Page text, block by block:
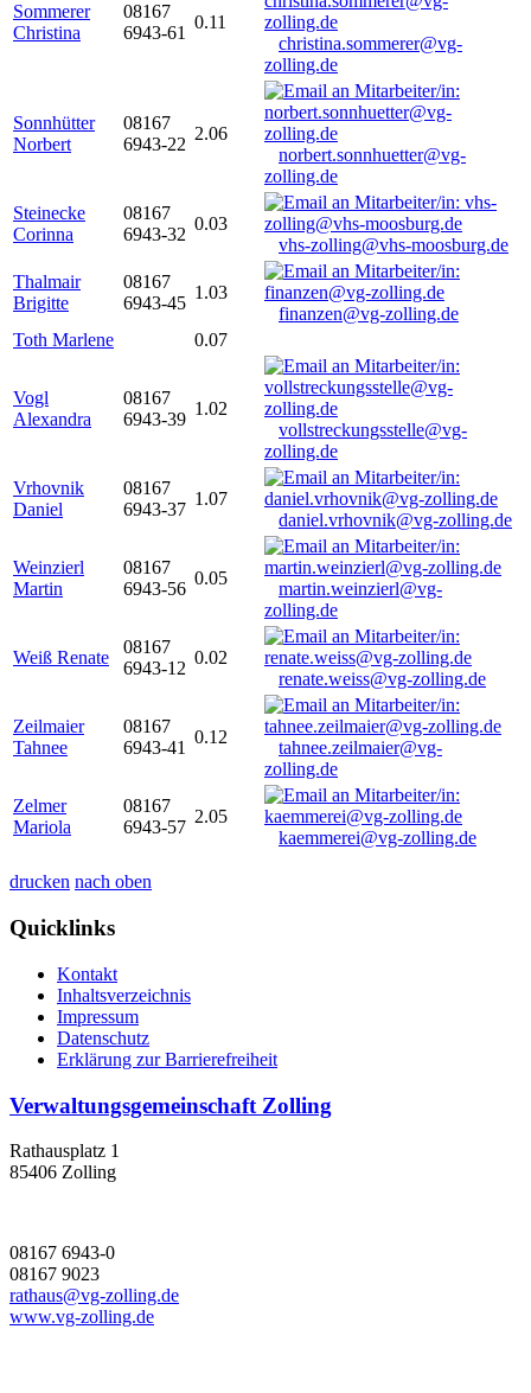
Sommerer
Christina
08167
6943-61
0.11
christina.sommerer@vg-
zolling.de
Sonnhütter
Norbert
08167
6943-22
2.06
norbert.sonnhuetter@vg-
zolling.de
Steinecke
Corinna
08167
6943-32
0.03
vhs-zolling@vhs-moosburg.de
Thalmair
Brigitte
08167
6943-45
1.03
finanzen@vg-zolling.de
Toth Marlene
0.07
Vogl
Alexandra
08167
6943-39
1.02
vollstreckungsstelle@vg-
zolling.de
Vrhovnik
Daniel
08167
6943-37
1.07
daniel.vrhovnik@vg-zolling.de
Weinzierl
Martin
08167
6943-56
0.05
martin.weinzierl@vg-
zolling.de
Weiß Renate
08167
6943-12
0.02
renate.weiss@vg-zolling.de
Zeilmaier
Tahnee
08167
6943-41
0.12
tahnee.zeilmaier@vg-
zolling.de
Zelmer
Mariola
08167
6943-57
2.05
kaemmerei@vg-zolling.de
drucken nach oben
Quicklinks
Kontakt
Inhaltsverzeichnis
Impressum
Datenschutz
Erklärung zur Barrierefreiheit
Verwaltungsgemeinschaft Zolling
Rathausplatz 1
85406 Zolling
08167 6943-0
08167 9023
rathaus@vg-zolling.de
www.vg-zolling.de